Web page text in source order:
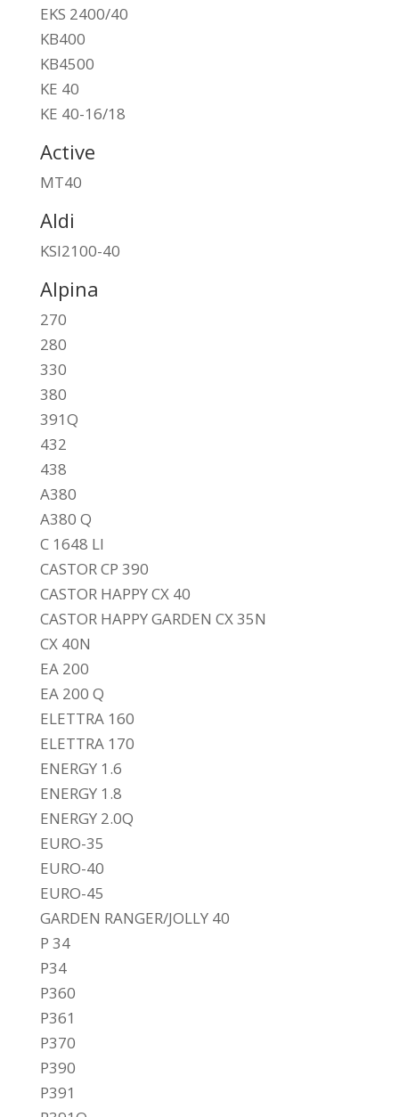
EKS 2400/40
KB400
KB4500
KE 40
KE 40-16/18
Active
MT40
Aldi
KSI2100-40
Alpina
270
280
330
380
391Q
432
438
A380
A380 Q
C 1648 LI
CASTOR CP 390
CASTOR HAPPY CX 40
CASTOR HAPPY GARDEN CX 35N
CX 40N
EA 200
EA 200 Q
ELETTRA 160
ELETTRA 170
ENERGY 1.6
ENERGY 1.8
ENERGY 2.0Q
EURO-35
EURO-40
EURO-45
GARDEN RANGER/JOLLY 40
P 34
P34
P360
P361
P370
P390
P391